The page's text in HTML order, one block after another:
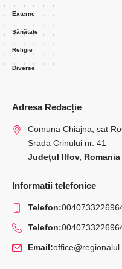
Externe
Sănătate
Religie
Diverse
Adresa Redacție
Comuna Chiajna, sat
Srada Crinului nr. 41
Județul Ilfov, Romania
Informatii telefonice
Telefon:
Telefon:
Email: